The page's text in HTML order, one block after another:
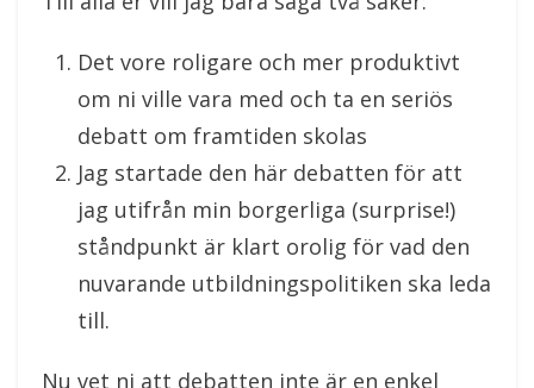
Det vore roligare och mer produktivt
om ni ville vara med och ta en seriös
debatt om framtiden skolas
Jag startade den här debatten för att
jag utifrån min borgerliga (surprise!)
ståndpunkt är klart orolig för vad den
nuvarande utbildningspolitiken ska leda
till.
Nu vet ni att debatten inte är en enkel